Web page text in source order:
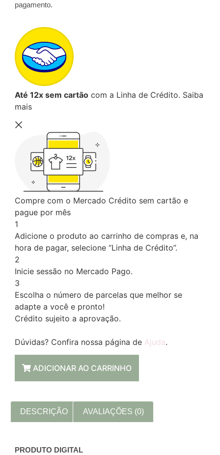
pagamento.
Até 12x sem cartão com a Linha de Crédito. Saiba
mais
Compre com o Mercado Crédito sem cartão e
pague por mês
1
Adicione o produto ao carrinho de compras e, na
hora de pagar, selecione “Linha de Crédito”.
2
Inicie sessão no Mercado Pago.
3
Escolha o número de parcelas que melhor se
adapte a você e pronto!
Crédito sujeito a aprovação.
Dúvidas? Confira nossa página de Ajuda.
ADICIONAR AO CARRINHO
DESCRIÇÃO AVALIAÇÕES (0)
PRODUTO DIGITAL